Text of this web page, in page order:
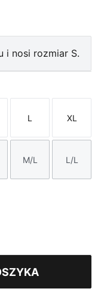
i nosi rozmiar S.
Rozmiar
L XL
Rozmiar
M/L L/L